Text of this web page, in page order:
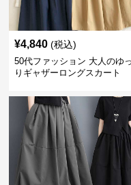
¥4,840 (税込)
50代ファッション 大人のゆ
りギャザーロングスカート